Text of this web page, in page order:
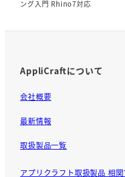
ング入門 Rhino7対応
AppliCraftについて
会社概要
最新情報
取扱製品一覧
アプリクラフト取扱製品 相